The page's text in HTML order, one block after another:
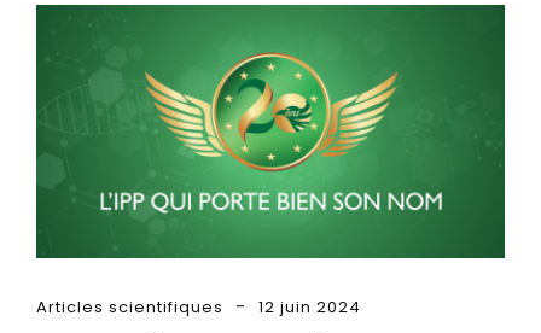
Articles scientifiques 12 juin 2024